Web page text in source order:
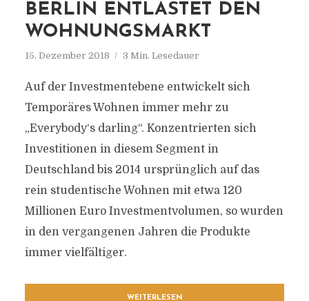
BERLIN ENTLASTET DEN
WOHNUNGSMARKT
15. Dezember 2018 3 Min. Lesedauer
Auf der Investmentebene entwickelt sich
Temporäres Wohnen immer mehr zu
„Everybody‘s darling“. Konzentrierten sich
Investitionen in diesem Segment in
Deutschland bis 2014 ursprünglich auf das
rein studentische Wohnen mit etwa 120
Millionen Euro Investmentvolumen, so wurden
in den vergangenen Jahren die Produkte
immer vielfältiger.
WEITERLESEN